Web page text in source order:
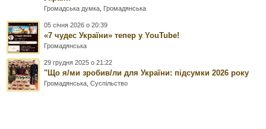
Громадська думка Громадянська
05 січня 2026 о 20:39
«7 чудес України» тепер у YouTube!
Громадянська
29 грудня 2025 о 21:22
"Що я/ми зробив/ли для України: підсумки 2026 року
Громадянська ,Суспільство